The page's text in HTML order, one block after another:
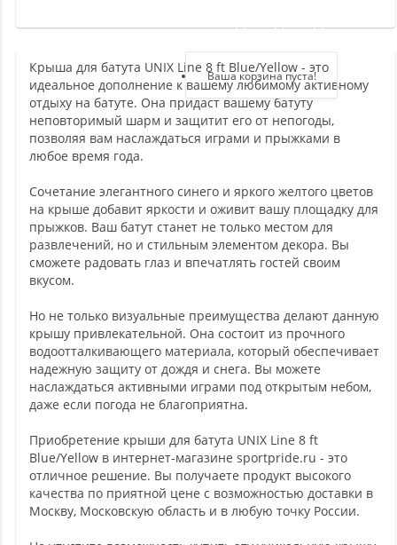
Регистрация
Авторизация
Ваша корзина пуста!
Крыша для батута UNIX Line 8 ft Blue/Yellow - это
идеальное дополнение к вашему любимому активному
отдыху на батуте. Она придаст вашему батуту
неповторимый шарм и защитит его от непогоды,
позволяя вам наслаждаться играми и прыжками в
любое время года.
Сочетание элегантного синего и яркого желтого цветов
на крыше добавит яркости и оживит вашу площадку для
прыжков. Ваш батут станет не только местом для
развлечений, но и стильным элементом декора. Вы
сможете радовать глаз и впечатлять гостей своим
вкусом.
Но не только визуальные преимущества делают данную
крышу привлекательной. Она состоит из прочного
водоотталкивающего материала, который обеспечивает
надежную защиту от дождя и снега. Вы можете
наслаждаться активными играми под открытым небом,
даже если погода не благоприятна.
Приобретение крыши для батута UNIX Line 8 ft
Blue/Yellow в интернет-магазине sportpride.ru - это
отличное решение. Вы получаете продукт высокого
качества по приятной цене с возможностью доставки в
Москву, Московскую область и в любую точку России.